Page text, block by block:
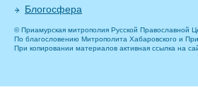
Блогосфера
© Приамурская митрополия Русской Православной
По благословению Митрополита Хабаровского и
При копировании материалов активная ссылка на